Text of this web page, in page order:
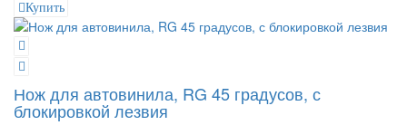
Купить
Нож для автовинила, RG 45 градусов, с
блокировкой лезвия